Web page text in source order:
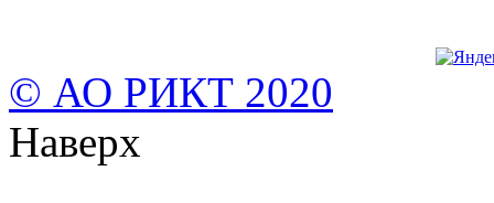
© АО РИКТ 2020
Наверх